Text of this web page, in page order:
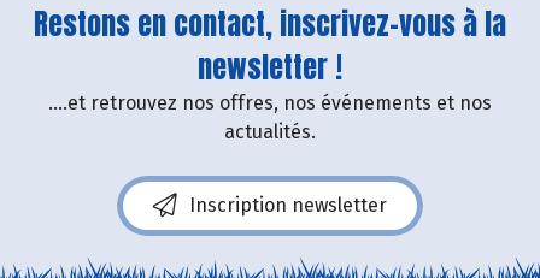
Restons en contact, inscrivez-vous à la
newsletter !
....et retrouvez nos offres, nos événements et nos
actualités.
Inscription newsletter